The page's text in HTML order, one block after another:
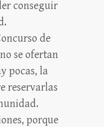
conseguir
de
se ofertan
pocas, la
reservarlas
porque